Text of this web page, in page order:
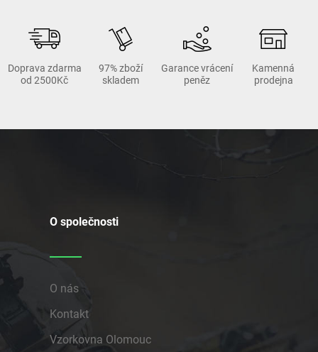
Doprava zdarma
od 2500Kč
97% zboží
skladem
Garance vrácení
peněz
Kamenná
prodejna
O společnosti
O nás
Kontakt
Vzorkovna Olomouc